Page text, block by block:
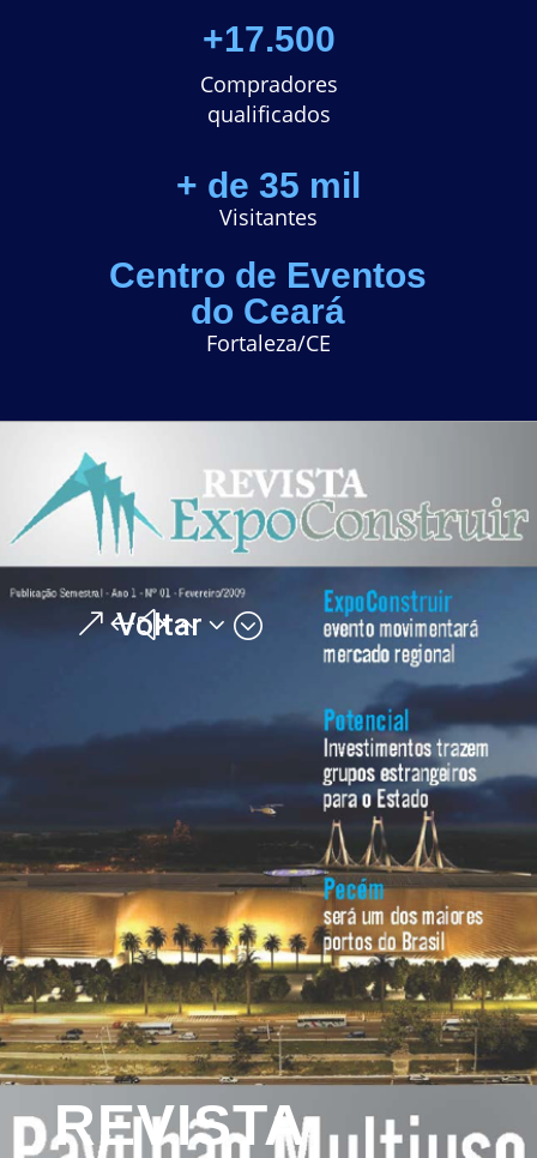
+17.500
Compradores
qualificados
+ de 35 mil
Visitantes
Centro de Eventos
do Ceará
Fortaleza/CE
Voltar
REVISTA